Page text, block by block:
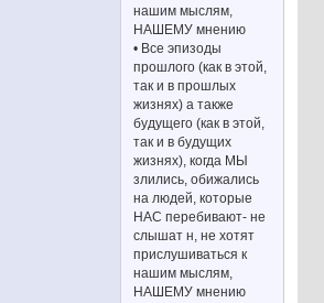
нашим мыслям,
НАШЕМУ мнению
• Все эпизоды
прошлого (как в этой,
так и в прошлых
жизнях) а также
будущего (как в этой,
так и в будущих
жизнях), когда МЫ
злились, обижались
на людей, которые
НАС перебивают- не
слышат н, не хотят
прислушиваться к
нашим мыслям,
НАШЕМУ мнению